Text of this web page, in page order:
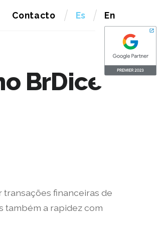
Contacto Es En
BrDice
financeiras de
também a rapidez com